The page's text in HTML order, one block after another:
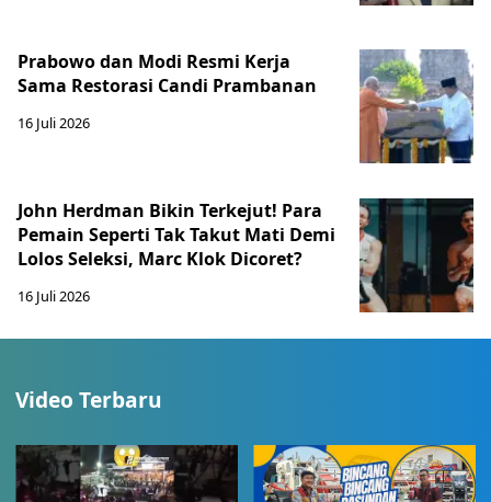
Prabowo dan Modi Resmi Kerja
Sama Restorasi Candi Prambanan
16 Juli 2026
John Herdman Bikin Terkejut! Para
Pemain Seperti Tak Takut Mati Demi
Lolos Seleksi, Marc Klok Dicoret?
16 Juli 2026
Video Terbaru